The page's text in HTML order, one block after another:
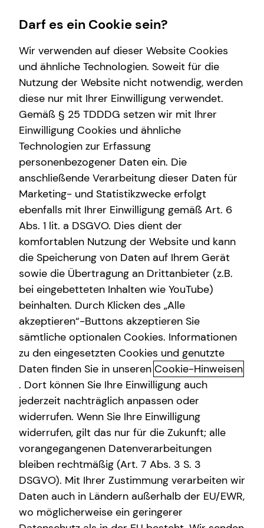
Finanzberatung
Videoberatung
Spezialisten-Netzwerk
Private Krankenvorsorge
Immobilienfinanzierung
Betriebliche Altersvorsorge
Investment
Kapitalanlage Immobilien
Altersvorsorge
Gewerbliche Versicherungen
Arbeitskraftabsicherung
Kindervorsorge
Sach- und Vermögenssicherung
Expat
Karriere-Infos
Karrierechancen
Initiativbewerbung
Wissenswertes
Über tecis
Über mich
Service
Kundenportal
Schadenabwicklung
Das tecis Spezialisten-Netzwerk:
in jeder Phase für dich da!
Ganzheitlich beraten“ bedeutet für mich die 100%ige
Ausrichtung auf deine individuellen Wünsche und
Bedürfnisse. Gemeinsam beleuchten wir alle Aspekte für
deine Finanzplanung und entwickeln ein
maßgeschneidertes und ganzheitliches Konzept, das wir
immer wieder neu an deine veränderte Lebenssituation
anpassen können – dein Leben lang und bundesweit.
Um dir passende Produkte anbieten zu können, arbeitet
tecis mit einer Vielzahl renommierter
Produktpartnerinnen und -partner zusammen. Bei der
Darf es ein Cookie sein?
Wir verwenden auf dieser Website Cookies
und ähnliche Technologien. Soweit für die
Nutzung der Website nicht notwendig, werden
diese nur mit Ihrer Einwilligung verwendet.
Gemäß § 25 TDDDG setzen wir mit Ihrer
Einwilligung Cookies und ähnliche
Technologien zur Erfassung
personenbezogener Daten ein. Die
anschließende Verarbeitung dieser Daten für
Marketing- und Statistikzwecke erfolgt
ebenfalls mit Ihrer Einwilligung gemäß Art. 6
Abs. 1 lit. a DSGVO. Dies dient der
komfortablen Nutzung der Website und kann
die Speicherung von Daten auf Ihrem Gerät
sowie die Übertragung an Drittanbieter (z.B.
bei eingebetteten Inhalten wie YouTube)
beinhalten. Durch Klicken des „Alle
akzeptieren“-Buttons akzeptieren Sie
sämtliche optionalen Cookies. Informationen
zu den eingesetzten Cookies und genutzte
Daten finden Sie in unseren Cookie-Hinweisen
. Dort können Sie Ihre Einwilligung auch
jederzeit nachträglich anpassen oder
widerrufen. Wenn Sie Ihre Einwilligung
widerrufen, gilt das nur für die Zukunft; alle
vorangegangenen Datenverarbeitungen
bleiben rechtmäßig (Art. 7 Abs. 3 S. 3
DSGVO). Mit Ihrer Zustimmung verarbeiten wir
Daten auch in Ländern außerhalb der EU/EWR,
wo möglicherweise ein geringerer